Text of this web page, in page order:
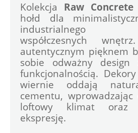
Kolekcja Raw Concrete
hołd dla
industrialnego
współczesnych
autentycznym pięknem
sobie odważny design
funkcjonalnością. Dekory
wiernie oddają
cementu,
loftowy klimat oraz
ekspresję.